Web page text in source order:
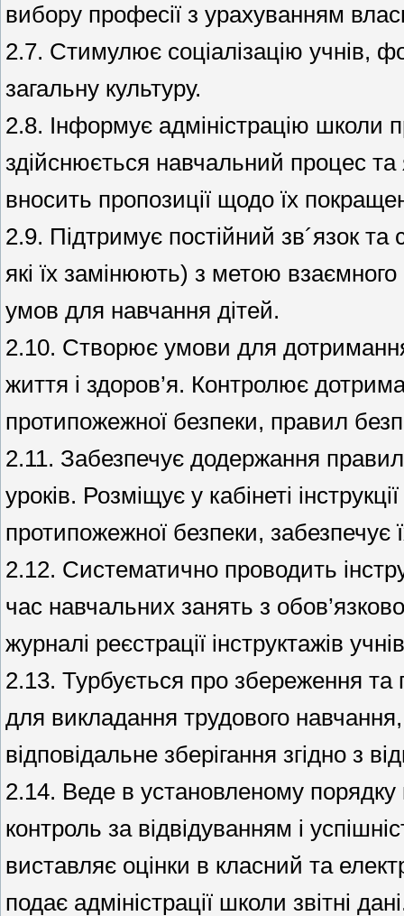
вибору професії з урахуванням
2.7. Стимулює соціалізацію учнів,
загальну культуру.
2.8. Інформує адміністрацію школи
здійснюється навчальний процес та
вносить пропозиції щодо їх
2.9. Підтримує постійний зв´язок
які їх замінюють) з метою
умов для навчання дітей.
2.10. Створює умови для дотримання
життя і здоров’я. Контролює
протипожежної безпеки, правил
2.11. Забезпечує додержання
уроків. Розміщує у кабінеті
протипожежної безпеки, забезпечує
2.12. Систематично проводить
час навчальних занять з
журналі реєстрації інструктажів
2.13. Турбується про збереження та
для викладання трудового
відповідальне зберігання згідно з
2.14. Веде в установленому
контроль за відвідуванням і
виставляє оцінки в класний та
подає адміністрації школи звітні